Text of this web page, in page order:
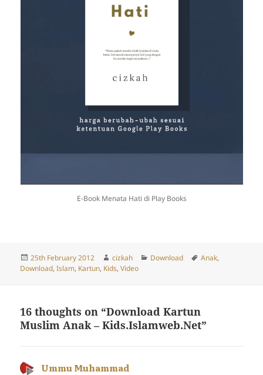
E-Book Menata Hati di Play Books
Posted
on
25th February 2012 Author
cizkah Categories
Download Tags
Anak,
Download,Islam, Kartun, Kids,Video
16 thoughts on “Download Kartun
Muslim Anak – Kids.Islamweb.Net”
Ummu Muhammad